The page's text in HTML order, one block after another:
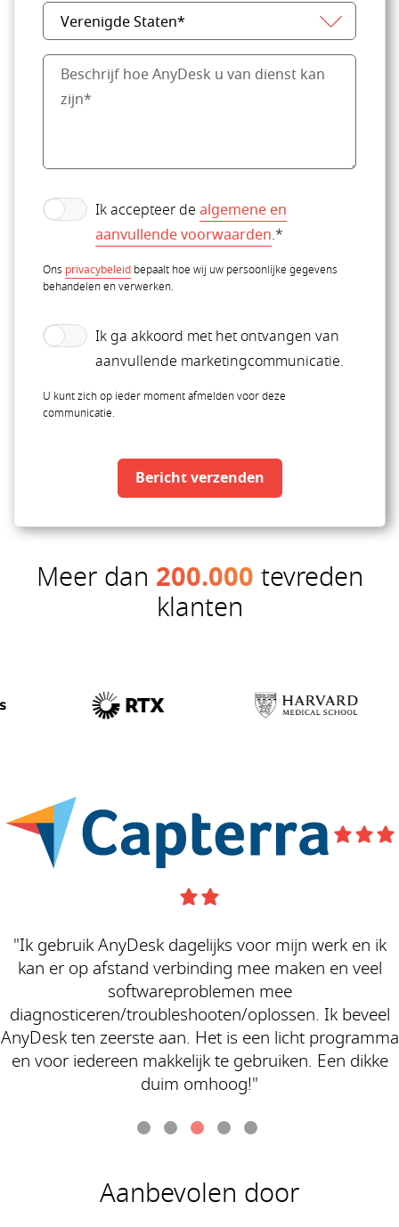
Ik accepteer de algemene en
aanvullende voorwaarden.*
Ons privacybeleid bepaalt hoe wij uw persoonlijke gegevens
behandelen en verwerken.
Ik ga akkoord met het ontvangen van
aanvullende marketingcommunicatie.
U kunt zich op ieder moment afmelden voor deze
communicatie.
Bericht verzenden
Meer dan 200.000 tevreden
klanten
"Ik gebruik AnyDesk dagelijks voor mijn werk en ik
kan er op afstand verbinding mee maken en veel
softwareproblemen mee
diagnosticeren/troubleshooten/oplossen. Ik beveel
AnyDesk ten zeerste aan. Het is een licht programma
en voor iedereen makkelijk te gebruiken. Een dikke
duim omhoog!"
Aanbevolen door